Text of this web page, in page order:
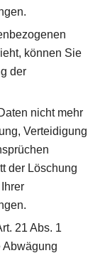
können Sie
der
nicht mehr
Verteidigung
der Löschung
21 Abs. 1
Abwägung